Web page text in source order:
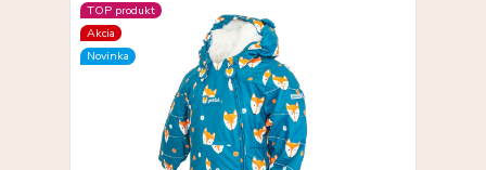
TOP produkt
Akcia
Novinka